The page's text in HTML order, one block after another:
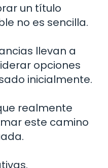
un título
no es sencilla.
llevan a
opciones
inicialmente.
realmente
este camino